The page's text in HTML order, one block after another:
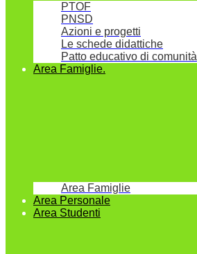
PTOF
PNSD
Azioni e progetti
Le schede didattiche
Patto educativo di comunità
Area Famiglie.
Area Famiglie
Area Personale
Area Studenti